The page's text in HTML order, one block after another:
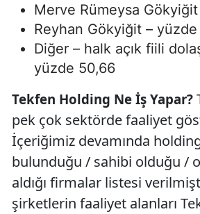
Merve Rümeysa Gökyiğit
Reyhan Gökyiğit –
Diğer – halk açık fiili
yüzde 50,66
Tekfen Holding Ne İş Yapar?
pek çok sektörde faaliyet
İçeriğimiz devamında
bulunduğu / sahibi olduğu /
aldığı firmalar listesi
şirketlerin faaliyet alanları